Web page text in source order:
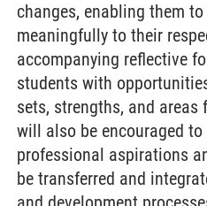
changes, enabling them
meaningfully to their
accompanying reflective
students with
sets, strengths, and areas
will also be encouraged
professional aspirations
be transferred and